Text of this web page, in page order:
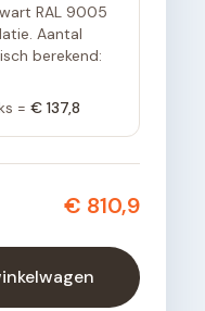
RAL 9005
Aantal
berekend:
= € 137,8
€ 810,9